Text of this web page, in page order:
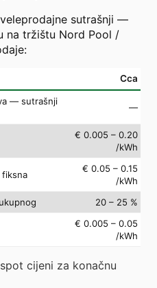
sutrašnji —
na tržištu Nord Pool /
Cca
— sutrašnji
—
€ 0.005 – 0.20
/kWh
fiksna
€ 0.05 – 0.15
/kWh
20 – 25 %
€ 0.005 – 0.05
/kWh
cijeni za konačnu